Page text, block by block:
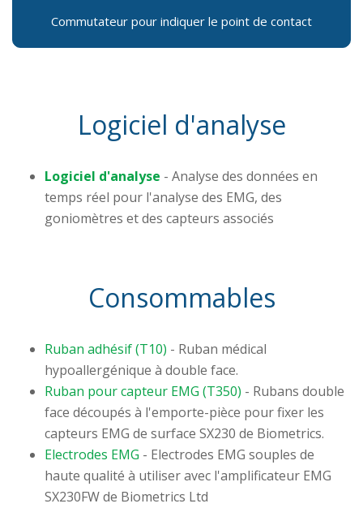
Commutateur pour indiquer le point de contact
Logiciel d'analyse
Logiciel d'analyse - Analyse des données en
temps réel pour l'analyse des EMG, des
goniomètres et des capteurs associés
Consommables
Ruban adhésif (T10) - Ruban médical
hypoallergénique à double face.
Ruban pour capteur EMG (T350) - Rubans double
face découpés à l'emporte-pièce pour fixer les
capteurs EMG de surface SX230 de Biometrics.
Electrodes EMG - Electrodes EMG souples de
haute qualité à utiliser avec l'amplificateur EMG
SX230FW de Biometrics Ltd